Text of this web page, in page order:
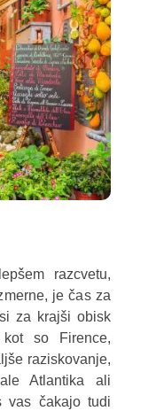
razcvetu,
je čas za
za krajši obisk
so Firence,
raziskovanje,
Atlantika ali
vas čakajo tudi